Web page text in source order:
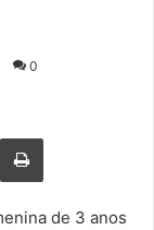
0
de 3 anos